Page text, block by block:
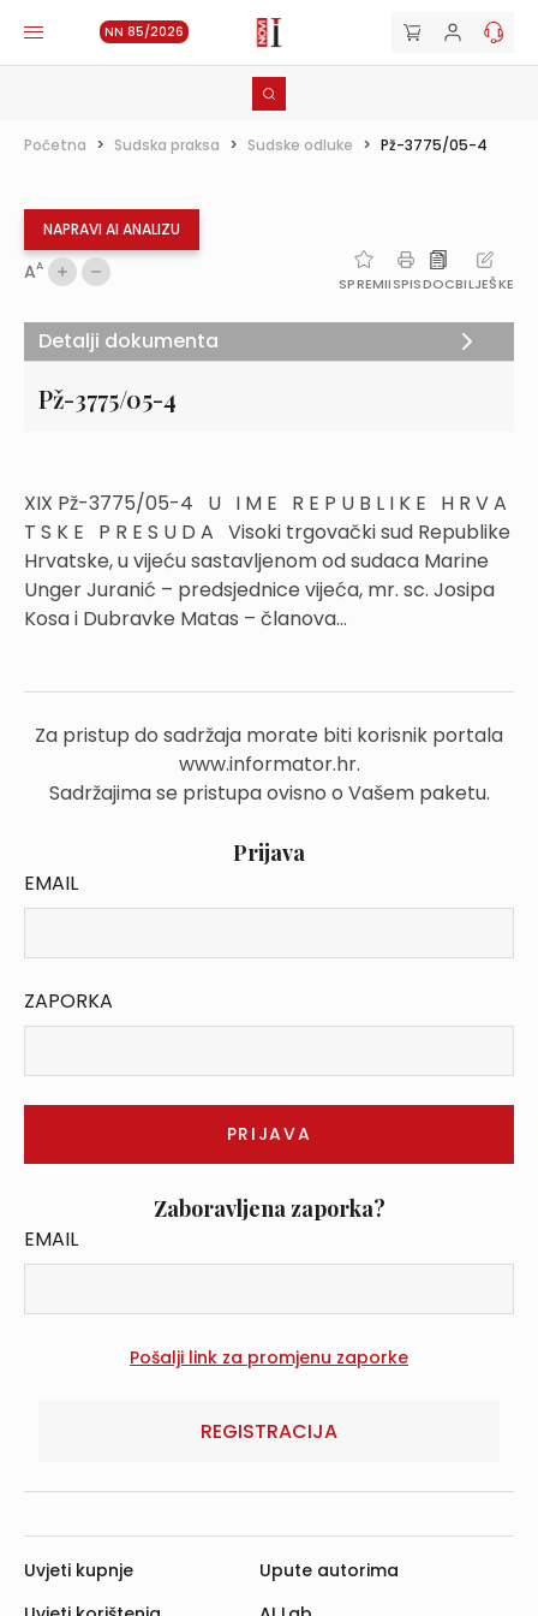
NN 85/2026
Početna > Sudska praksa > Sudske odluke > Pž-3775/05-4
NAPRAVI AI ANALIZU
AA
SPREMIISPISDOCBILJEŠKE
Pž-3775/05-4
XIX Pž-3775/05-4 U I M E R E P U B L I K E H R V A
T S K E P R E S U D A Visoki trgovački sud Republike
Hrvatske, u vijeću sastavljenom od sudaca Marine
Unger Juranić – predsjednice vijeća, mr. sc. Josipa
Kosa i Dubravke Matas – članova...
Za pristup do sadržaja morate biti korisnik portala
www.informator.hr.
Sadržajima se pristupa ovisno o Vašem paketu.
Prijava
EMAIL
ZAPORKA
Zaboravljena zaporka?
EMAIL
REGISTRACIJA
Detalji dokumenta
Uvjeti kupnje
Upute autorima